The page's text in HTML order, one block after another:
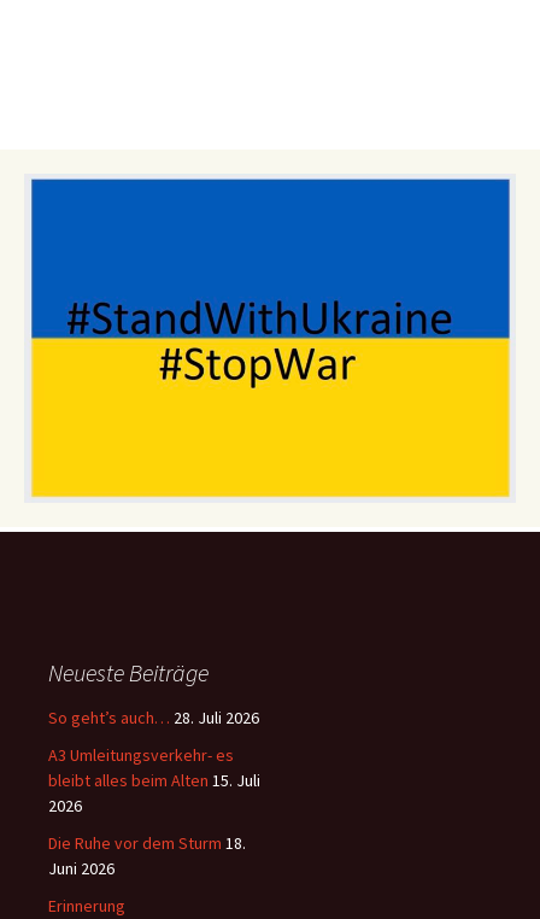
Neueste Beiträge
So geht’s auch… 28. Juli 2026
A3 Umleitungsverkehr- es
bleibt alles beim Alten 15. Juli
2026
Die Ruhe vor dem Sturm 18.
Juni 2026
Erinnerung